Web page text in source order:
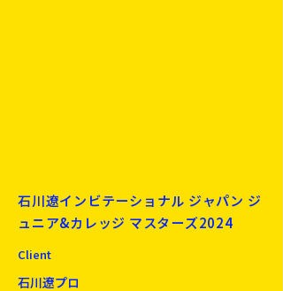
石川遼インビテーショナル ジャパン ジ
ュニア&カレッジ マスターズ2024
Client
石川遼プロ